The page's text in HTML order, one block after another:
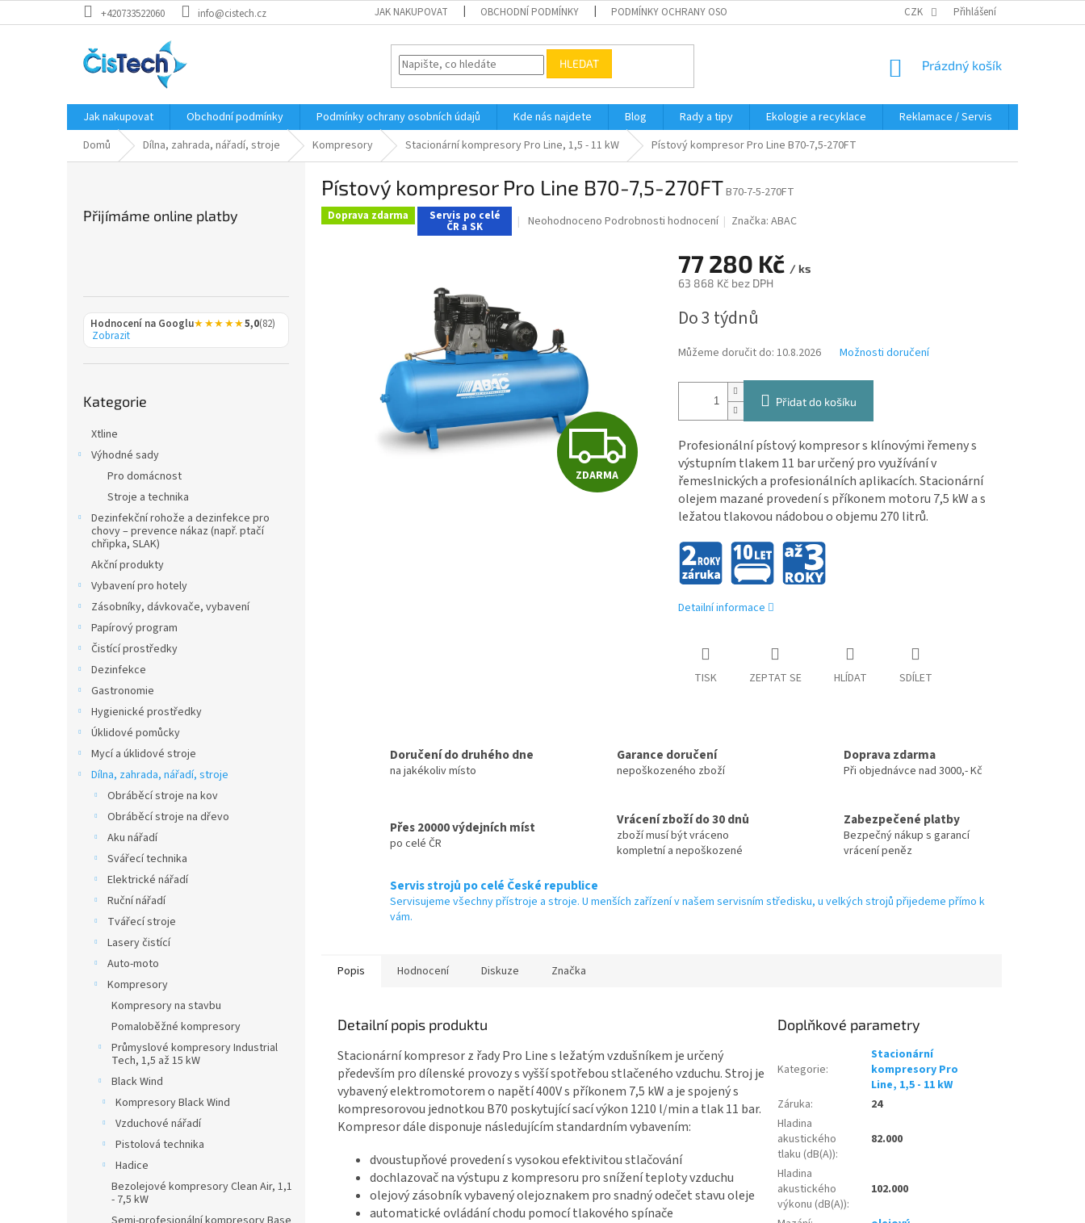
na
+420733522060 info@cistech.cz JAK NAKUPOVAT OBCHODNÍ PODMÍNKY PODMÍNKY OCHRANY OSOBNÍCH ÚDAJŮ CZK Přihlášení
HLEDAT
NÁKUPNÍ
Prázdný košík
Jak nakupovat Obchodní podmínky Podmínky ochrany osobních údajů Kde nás najdete Blog Rady a tipy Ekologie a recyklace Reklamace / Servis
Domů
Dílna, zahrada, nářadí, stroje Kompresory Stacionární kompresory Pro Line, 1,5 - 11 kW Pístový kompresor Pro Line B70-7,5-270FT
Přijímáme online platby
Hodnocení na Googlu★★★★★5,0(82)
Zobrazit
kategorie
Kategorie
Xtline
Výhodné sady
Pro domácnost
Stroje a technika
Dezinfekční rohože a dezinfekce pro
chovy – prevence nákaz (např. ptačí
chřipka, SLAK)
Akční produkty
Vybavení pro hotely
Zásobníky, dávkovače, vybavení
Papírový program
Čistící prostředky
Dezinfekce
Gastronomie
Hygienické prostředky
Úklidové pomůcky
Mycí a úklidové stroje
Dílna, zahrada, nářadí, stroje
Obráběcí stroje na kov
Obráběcí stroje na dřevo
Aku nářadí
Svářecí technika
Elektrické nářadí
Ruční nářadí
Tvářecí stroje
Lasery čistící
Auto-moto
Kompresory
Kompresory na stavbu
Pomaloběžné kompresory
Průmyslové kompresory Industrial
Tech, 1,5 až 15 kW
Black Wind
Kompresory Black Wind
Vzduchové nářadí
Pistolová technika
Hadice
Bezolejové kompresory Clean Air, 1,1
- 7,5 kW
Pístový kompresor Pro Line B70-7,5-270FTB70-7-5-270FT
Doprava zdarma Servis po celé
ČR a SK
Průměrné
hvězdiček.
Neohodnoceno Podrobnosti hodnocení Značka:ABAC
Z
D
ZDARMA
77 280 Kč / ks
63 868 Kč bez DPH
cena:
Do 3 týdnů
Můžeme doručit do: 10.8.2026 Možnosti doručení
Přidat do košíku
Profesionální pístový kompresor s klínovými řemeny s
výstupním tlakem 11 bar určený pro využívání v
řemeslnických a profesionálních aplikacích. Stacionární
olejem mazané provedení s příkonem motoru 7,5 kW a s
ležatou tlakovou nádobou o objemu 270 litrů.
Detailní informace
TISK ZEPTAT SE HLÍDAT SDÍLET
Doručení do druhého dne
na jakékoliv místo
Garance doručení
nepoškozeného zboží
Doprava zdarma
Při objednávce nad 3000,- Kč
Přes 20000 výdejních míst
po celé ČR
Vrácení zboží do 30 dnů
zboží musí být vráceno
kompletní a nepoškozené
Zabezpečené platby
Bezpečný nákup s garancí
vrácení peněz
Servis strojů po celé České republice
Servisujeme všechny přístroje a stroje. U menších zařízení v našem servisním středisku, u velkých strojů přijedeme přímo k
vám.
Popis Hodnocení Diskuze Značka
Detailní popis produktu
Stacionární kompresor z řady Pro Line s ležatým vzdušníkem je určený
především pro dílenské provozy s vyšší spotřebou stlačeného vzduchu. Stroj je
vybavený elektromotorem o napětí 400V s příkonem 7,5 kW a je spojený s
kompresorovou jednotkou B70 poskytující sací výkon 1210 l/min a tlak 11 bar.
Kompresor dále disponuje následujícím standardním vybavením:
dvoustupňové provedení s vysokou efektivitou stlačování
dochlazovač na výstupu z kompresoru pro snížení teploty vzduchu
olejový zásobník vybavený olejoznakem pro snadný odečet stavu oleje
automatické ovládání chodu pomocí tlakového spínače
Doplňkové parametry
Kategorie:
Stacionární
kompresory Pro
Line, 1,5 - 11 kW
Záruka:
24
Hladina
akustického
tlaku (dB(A)):
82.000
Hladina
akustického
výkonu (dB(A)):
102.000